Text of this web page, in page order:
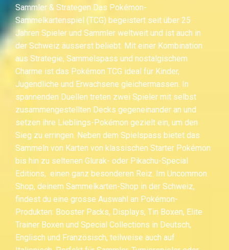
Sammler & Strategen Das Pokémon-
Sammelkartenspiel (TCG) begeistert seit über 25
Jahren Spieler und Sammler weltweit und ist auch in
der Schweiz äusserst beliebt. Mit einer Kombination
aus Strategie, Sammelspass und nostalgischem
Charme ist das Pokémon TCG ideal für Kinder,
Jugendliche und Erwachsene gleichermassen. In
spannenden Duellen treten zwei Spieler mit selbst
zusammengestellten Decks gegeneinander an und
setzen ihre Lieblings-Pokémon gezielt ein, um den
Sieg zu erringen. Neben dem Spielspass bietet das
Sammeln von Karten von klassischen Starter Pokémon
bis hin zu seltenen Glurak- oder Pikachu-Special
Editions, einen ganz besonderen Reiz. Im Uncommon
Shop, deinem Sammelkarten-Shop in der Schweiz,
findest du eine grosse Auswahl an Pokémon-
Produkten: Booster Packs, Displays, Tin Boxen, Elite
Trainer Boxen und Special Collections in Deutsch,
Englisch und Französisch, teilweise auch auf